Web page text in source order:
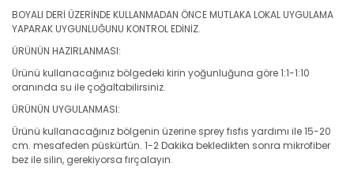
BOYALI DERİ ÜZERİNDE KULLANMADAN ÖNCE MUTLAKA LOKAL UYGULAMA
YAPARAK UYGUNLUĞUNU KONTROL EDİNİZ.
ÜRÜNÜN HAZIRLANMASI:
Ürünü kullanacağınız bölgedeki kirin yoğunluğuna göre 1:1-1:10
oranında su ile çoğaltabilirsiniz.
ÜRÜNÜN UYGULANMASI:
Ürünü kullanacağınız bölgenin üzerine sprey fısfıs yardımı ile 15-20
cm. mesafeden püskürtün. 1-2 Dakika bekledikten sonra mikrofiber
bez ile silin, gerekiyorsa fırçalayın.